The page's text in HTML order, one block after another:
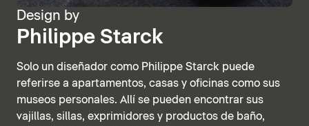
Design by
Philippe Starck
Solo un diseñador como Philippe Starck puede
referirse a apartamentos, casas y oficinas como sus
museos personales. Allí se pueden encontrar sus
vajillas, sillas, exprimidores y productos de baño,